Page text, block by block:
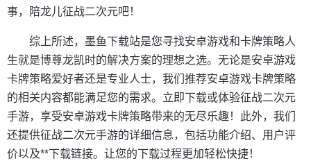
事，陪龙儿征战二次元吧！
综上所述，墨鱼下载站是您寻找安卓游戏和卡牌策略人
生就是博尊龙凯时的解决方案的理想之选。无论是安卓游戏
卡牌策略爱好者还是专业人士，我们推荐安卓游戏卡牌策略
的相关内容都能满足您的需求。立即下载或体验征战二次元
手游，享受安卓游戏卡牌策略带来的无尽乐趣！此外，我们
还提供征战二次元手游的详细信息，包括功能介绍、用户评
价以及**下载链接。让您的下载过程更加轻松快捷！